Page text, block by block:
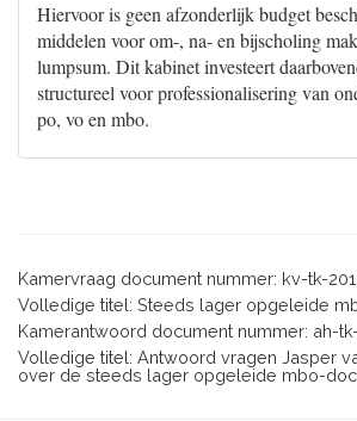
Hiervoor is geen afzonderlijk budget
middelen voor om-, na- en bijscholing
lumpsum. Dit kabinet investeert
structureel voor professionalisering van
po, vo en mbo.
Kamervraag document nummer: kv-tk-
Volledige titel: Steeds lager opgeleide
Kamerantwoord document nummer: ah-
Volledige titel: Antwoord vragen Jasper
over de steeds lager opgeleide mbo-